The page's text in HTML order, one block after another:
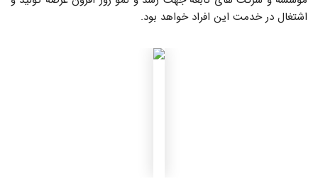
اشتغال در خدمت این افراد خواهد بود.